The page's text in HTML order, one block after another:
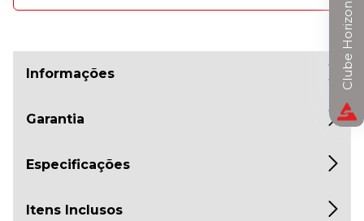
Informações
Garantia
Especificações
Itens Inclusos
Clube Horizon